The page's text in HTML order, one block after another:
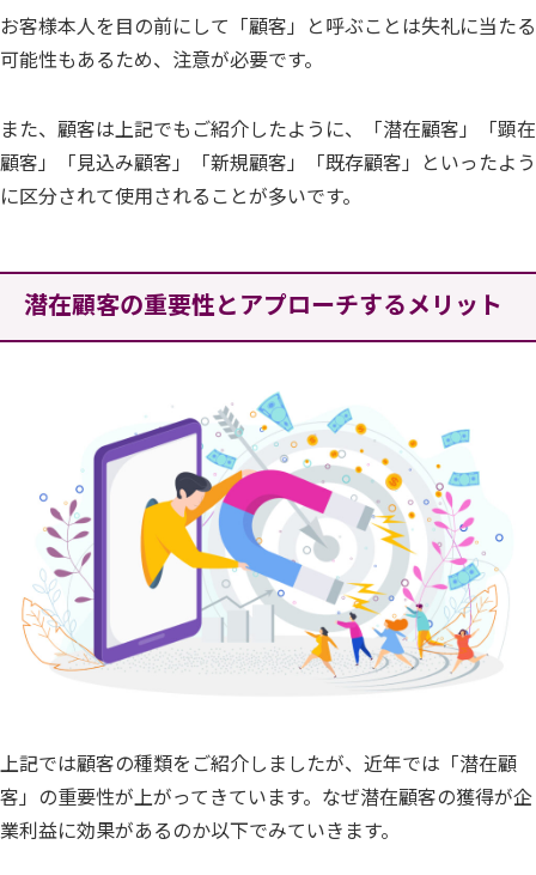
お客様本人を目の前にして「顧客」と呼ぶことは失礼に当たる
可能性もあるため、注意が必要です。
また、顧客は上記でもご紹介したように、「潜在顧客」「顕在
顧客」「見込み顧客」「新規顧客」「既存顧客」といったよう
に区分されて使用されることが多いです。
潜在顧客の重要性とアプローチするメリット
上記では顧客の種類をご紹介しましたが、近年では「潜在顧
客」の重要性が上がってきています。なぜ潜在顧客の獲得が企
業利益に効果があるのか以下でみていきます。